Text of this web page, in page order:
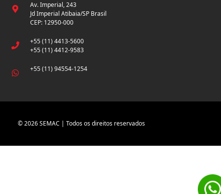
Av. Imperial, 243
Jd Imperial Atibaia/SP Brasil
CEP: 12950-000
+55 (11) 4413-5600
+55 (11) 4412-9583
+55 (11) 94554-1254
© 2026 SEMAC | Todos os direitos reservados